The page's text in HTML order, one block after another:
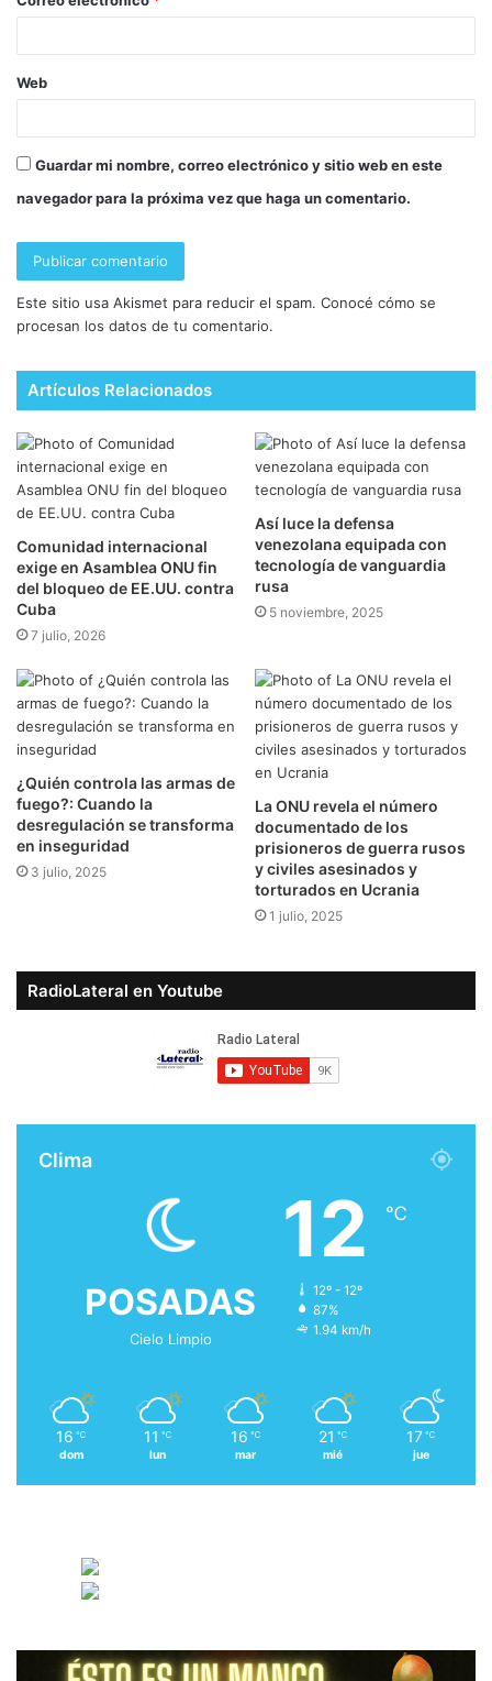
Web
Guardar mi nombre, correo electrónico y sitio web en este
navegador para la próxima vez que haga un comentario.
Este sitio usa Akismet para reducir el spam. Conocé cómo se
procesan los datos de tu comentario.
Artículos Relacionados
Comunidad internacional
exige en Asamblea ONU fin
del bloqueo de EE.UU. contra
Cuba
7 julio, 2026
Así luce la defensa
venezolana equipada con
tecnología de vanguardia
rusa
5 noviembre, 2025
¿Quién controla las armas de
fuego?: Cuando la
desregulación se transforma
en inseguridad
3 julio, 2025
La ONU revela el número
documentado de los
prisioneros de guerra rusos
y civiles asesinados y
torturados en Ucrania
1 julio, 2025
RadioLateral en Youtube
Clima
POSADAS
Cielo Limpio
12 ℃
12º - 12º
87%
1.94 km/h
16 ℃
dom
11 ℃
lun
16 ℃
mar
21 ℃
mié
17 ℃
jue